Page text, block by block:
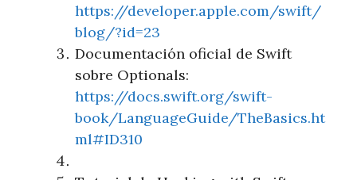
https://developer.apple.com/swift/
blog/?id=23
Documentación oficial de Swift
sobre Optionals:
https://docs.swift.org/swift-
book/LanguageGuide/TheBasics.ht
ml#ID310